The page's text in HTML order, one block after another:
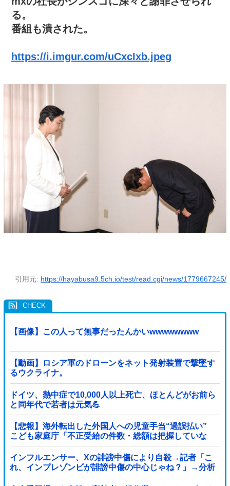
る。
番組も潰された。
https://i.imgur.com/uCxcIxb.jpeg
引用元: https://hayabusa9.5ch.io/test/read.cgi/news/1779667245/
【画像】この人って無事だったんかいwwwwwwww
【動画】ロシア軍のドローンをネット発射装置で撃墜す
るウクライナ。
ドイツ、熱中症で10,000人以上死亡、ほとんどがお前ら
と同年代で若者は元気💪
【悲報】海外転出した外国人への児童手当“過誤払い”
こども家庭庁「不正受給の件数・総額は把握していな
い」
インフルエンサー、Xの誹謗中傷により自殺→記者「こ
れ、インプレゾンビが誹謗中傷の中心じゃね？」→分析
していくとヤバイ真実が浮かび上がる他